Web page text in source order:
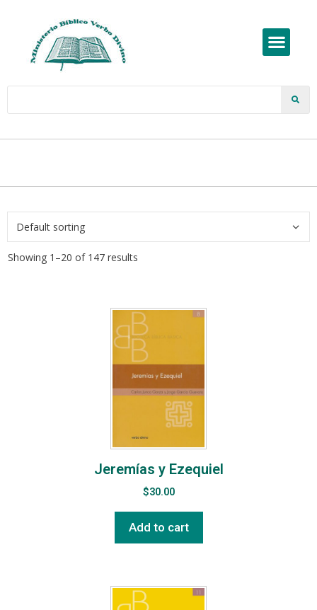
Showing 1–20 of 147 results
Jeremías y Ezequiel
$30.00
Add to cart